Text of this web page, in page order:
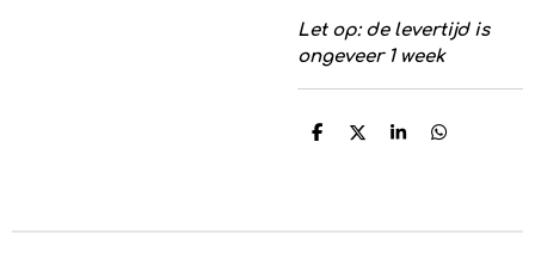
Let op: de levertijd is
ongeveer 1 week
D
D
S
D